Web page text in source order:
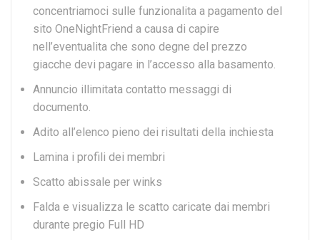
concentriamoci sulle funzionalita a pagamento del
sito OneNightFriend a causa di capire
nell’eventualita che sono degne del prezzo
giacche devi pagare in l’accesso alla basamento.
Annuncio illimitata contatto messaggi di
documento.
Adito all’elenco pieno dei risultati della inchiesta
Lamina i profili dei membri
Scatto abissale per winks
Falda e visualizza le scatto caricate dai membri
durante pregio Full HD